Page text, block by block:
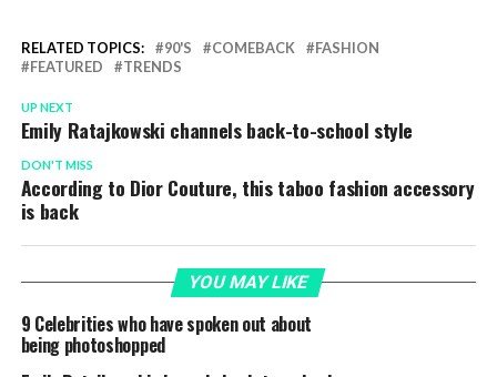
RELATED TOPICS: 90'S COMEBACK
FASHION
FEATURED
TRENDS
UP NEXT
Emily Ratajkowski channels back-to-school style
DON'T MISS
According to Dior Couture, this taboo fashion accessory
is back
YOU MAY LIKE
9 Celebrities who have spoken out about
being photoshopped